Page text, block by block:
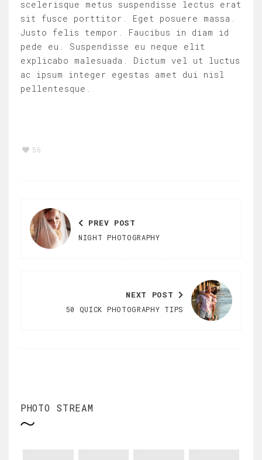
scelerisque metus suspendisse lectus erat
sit fusce porttitor. Eget posuere massa.
Justo felis tempor. Faucibus in diam id
pede eu. Suspendisse eu neque elit
explicabo malesuada. Dictum vel ut luctus
ac ipsum integer egestas amet dui nisl
pellentesque.
56
PREV POST
NIGHT PHOTOGRAPHY
NEXT POST
50 QUICK PHOTOGRAPHY TIPS
PHOTO STREAM